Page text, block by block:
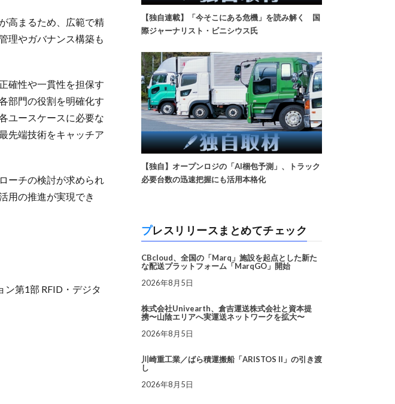
高まるため、広範で精
理やガバナンス構築も
確性や一貫性を担保す
部門の役割を明確化す
ユースケースに必要な
先端技術をキャッチア
ーチの検討が求められ
用の推進が実現でき
第1部 RFID・デジタ
【独自連載】「今そこにある危機」を読み解く 国
際ジャーナリスト・ビニシウス氏
【独自】オープンロジの「AI梱包予測」、トラック
必要台数の迅速把握にも活用本格化
プレスリリースまとめてチェック
CBcloud、全国の「Marq」施設を起点とした新た
な配送プラットフォーム「MarqGO」開始
2026年8月5日
株式会社Univearth、倉吉運送株式会社と資本提
携〜山陰エリアへ実運送ネットワークを拡大〜
2026年8月5日
川崎重工業／ばら積運搬船「ARISTOS II」の引き渡
し
2026年8月5日